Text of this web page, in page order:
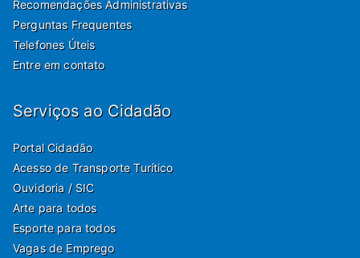
Recomendações Administrativas
Perguntas Frequentes
Telefones Úteis
Entre em contato
Serviços ao Cidadão
Portal Cidadão
Acesso de Transporte Turítico
Ouvidoria / SIC
Arte para todos
Esporte para todos
Vagas de Emprego